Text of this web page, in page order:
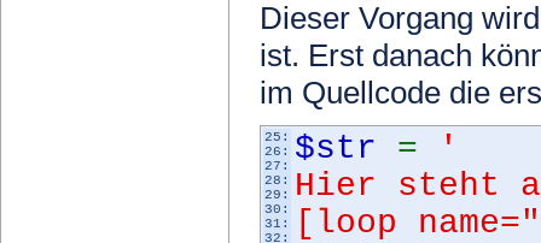
Dieser Vorgang
ist. Erst danach
im Quellcode die
25:
26:
27:
28:
29:
30:
31:
32:
$str =
'
Hier steht
[loop